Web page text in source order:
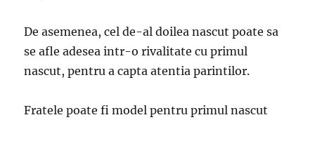
De asemenea, cel de-al doilea nascut poate sa
se afle adesea intr-o rivalitate cu primul
nascut, pentru a capta atentia parintilor.
Fratele poate fi model pentru primul nascut